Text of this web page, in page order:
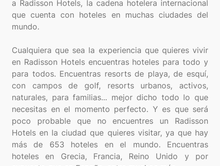
a Radisson Hotels, la cadena hotelera internacional
que cuenta con hoteles en muchas ciudades del
mundo.
Cualquiera que sea la experiencia que quieres vivir
en Radisson Hotels encuentras hoteles para todo y
para todos. Encuentras resorts de playa, de esquí,
con campos de golf, resorts urbanos, activos,
naturales, para familias... mejor dicho todo lo que
necesitas en el momento perfecto. Y es que será
poco probable que no encuentres un Radisson
Hotels en la ciudad que quieres visitar, ya que hay
más de 653 hoteles en el mundo. Encuentras
hoteles en Grecia, Francia, Reino Unido y por